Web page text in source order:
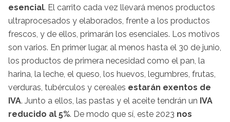
esencial. El carrito cada vez llevará menos productos
ultraprocesados y elaborados, frente a los productos
frescos, y de ellos, primarán los esenciales. Los motivos
son varios. En primer lugar, al menos hasta el 30 de junio,
los productos de primera necesidad como el pan, la
harina, la leche, el queso, los huevos, legumbres, frutas,
verduras, tubérculos y cereales estarán exentos de
IVA. Junto a ellos, las pastas y el aceite tendrán un IVA
reducido al 5%. De modo que sí, este 2023 nos